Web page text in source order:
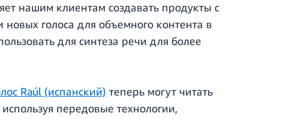
нашим клиентам создавать продукты с
голоса для объемного контента в
для синтеза речи для более
Raúl (испанский) теперь могут читать
передовые технологии,